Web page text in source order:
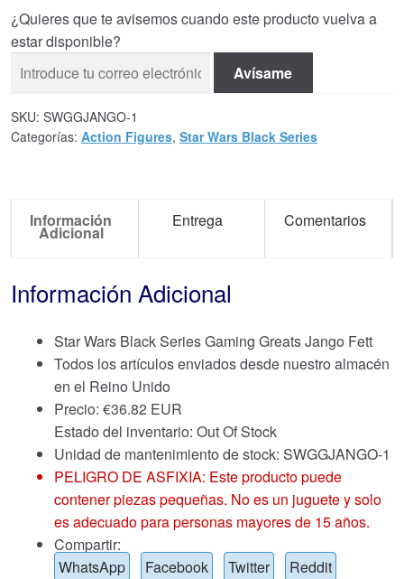
¿Quieres que te avisemos cuando este producto vuelva a
estar disponible?
Avísame
SKU: SWGGJANGO-1
Categorías: Action Figures, Star Wars Black Series
Información
Adicional
Entrega Comentarios
Información Adicional
Star Wars Black Series Gaming Greats Jango Fett
Todos los artículos enviados desde nuestro almacén
en el Reino Unido
Precio: €36.82 EUR
Estado del inventario: Out Of Stock
Unidad de mantenimiento de stock: SWGGJANGO-1
PELIGRO DE ASFIXIA: Este producto puede
contener piezas pequeñas. No es un juguete y solo
es adecuado para personas mayores de 15 años.
Compartir:
WhatsApp
Facebook Twitter Reddit